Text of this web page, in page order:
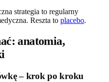
strategia to regularny
Reszta to placebo.
anatomia,
– krok po kroku